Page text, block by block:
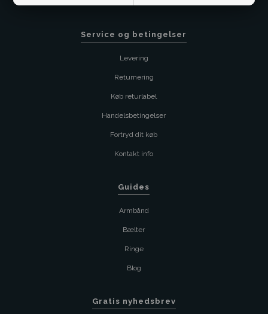
Service og betingelser
Levering
Returnering
Køb returlabel
Handelsbetingelser
Fortryd dit køb
Kontakt info
Guides
Armbånd
Bælter
Ringe
Blog
Gratis nyhedsbrev